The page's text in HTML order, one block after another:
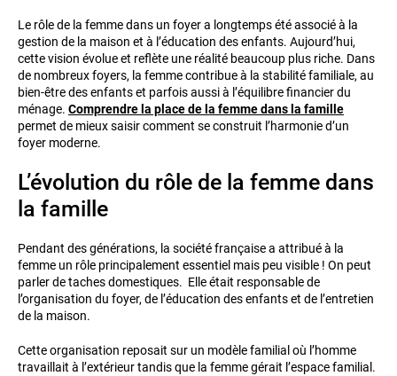
Le rôle de la femme dans un foyer a longtemps été associé à la
gestion de la maison et à l’éducation des enfants. Aujourd’hui,
cette vision évolue et reflète une réalité beaucoup plus riche. Dans
de nombreux foyers, la femme contribue à la stabilité familiale, au
bien-être des enfants et parfois aussi à l’équilibre financier du
ménage. Comprendre la place de la femme dans la famille
permet de mieux saisir comment se construit l’harmonie d’un
foyer moderne.
L’évolution du rôle de la femme dans
la famille
Pendant des générations, la société française a attribué à la
femme un rôle principalement essentiel mais peu visible ! On peut
parler de taches domestiques. Elle était responsable de
l’organisation du foyer, de l’éducation des enfants et de l’entretien
de la maison.
Cette organisation reposait sur un modèle familial où l’homme
travaillait à l’extérieur tandis que la femme gérait l’espace familial.